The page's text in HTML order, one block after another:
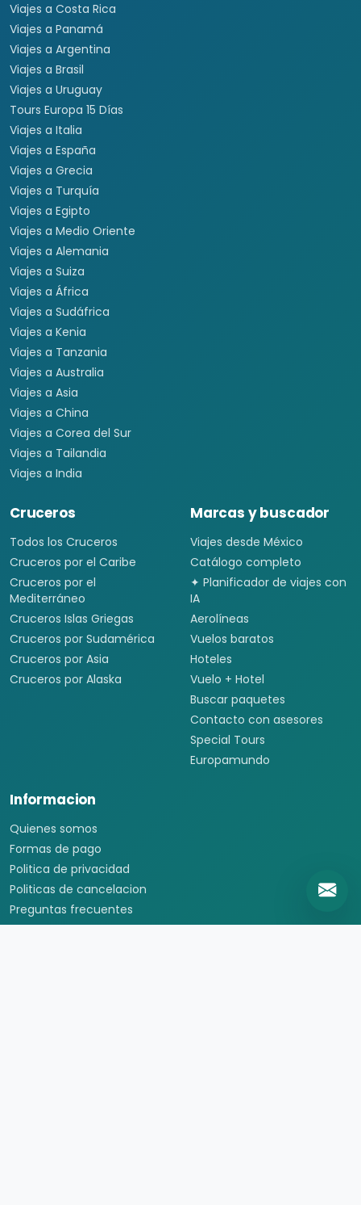
Viajes a Costa Rica
Viajes a Panamá
Viajes a Argentina
Viajes a Brasil
Viajes a Uruguay
Tours Europa 15 Días
Viajes a Italia
Viajes a España
Viajes a Grecia
Viajes a Turquía
Viajes a Egipto
Viajes a Medio Oriente
Viajes a Alemania
Viajes a Suiza
Viajes a África
Viajes a Sudáfrica
Viajes a Kenia
Viajes a Tanzania
Viajes a Australia
Viajes a Asia
Viajes a China
Viajes a Corea del Sur
Viajes a Tailandia
Viajes a India
Cruceros
Todos los Cruceros
Cruceros por el Caribe
Cruceros por el
Mediterráneo
Cruceros Islas Griegas
Cruceros por Sudamérica
Cruceros por Asia
Cruceros por Alaska
Marcas y buscador
Viajes desde México
Catálogo completo
✦ Planificador de viajes con
IA
Aerolíneas
Vuelos baratos
Hoteles
Vuelo + Hotel
Buscar paquetes
Contacto con asesores
Special Tours
Europamundo
Informacion
Quienes somos
Formas de pago
Politica de privacidad
Politicas de cancelacion
Preguntas frecuentes
Contacto